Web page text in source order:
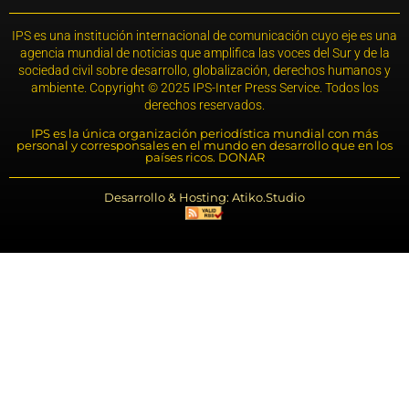
IPS es una institución internacional de comunicación cuyo eje es una
agencia mundial de noticias que amplifica las voces del Sur y de la
sociedad civil sobre desarrollo, globalización, derechos humanos y
ambiente. Copyright © 2025 IPS-Inter Press Service. Todos los
derechos reservados.
IPS es la única organización periodística mundial con más
personal y corresponsales en el mundo en desarrollo que en los
países ricos. DONAR
Desarrollo & Hosting: Atiko.Studio